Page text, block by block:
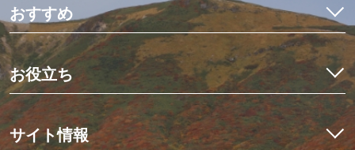
モデルコース
観光・体験
宿泊予約
イベント
アクセス
おすすめ
イワナ料理を食べ比べ
初めての栗駒山とカヤック体験
世界にひとつだけのミニ畳作り
星空観測と世界谷地ツアー
歴史を紡ぐ場所、くりでんミュージアム
お役立ち
くりはらでしたい10のこと
栗原の見ごろ
サイト情報